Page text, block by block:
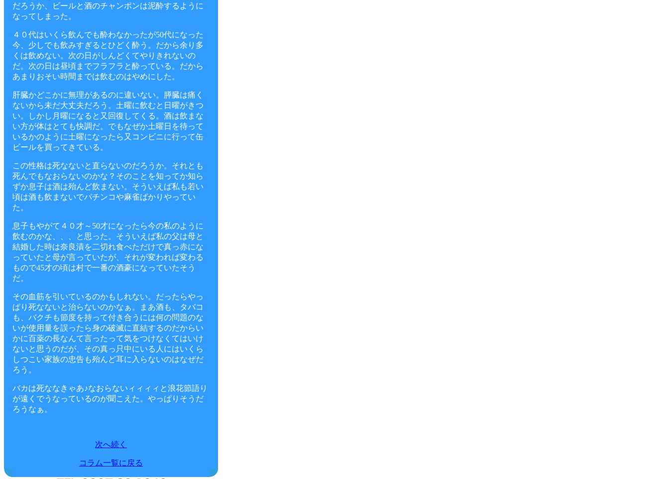
だろうか、ビールと酒のチャンポンは泥酔するように
なってしまった。
４０代はいくら飲んでも酔わなかったが50代になった
今、少しでも飲みすぎるとひどく酔う。だから余り多
くは飲めない。次の日がしんどくてやりきれないの
だ。次の日は昼頃までフラフラと酔っている。だから
あまりおそい時間までは飲むのはやめにした。
肝臓かどこかに無理があるのに違いない。膵臓は痛く
ないから未だ大丈夫だろう。土曜に飲むと日曜がきつ
い。しかし月曜になると又回復してくる。酒は飲まな
い方が体はとても快調だ。でもなぜか土曜日を待って
いるかのように土曜になったら又コンビニに行って缶
ビールを買ってきている。
この性格は死なないと直らないのだろうか。それとも
死んでもなおらないのかな？そのことを知ってか知ら
ずか息子は酒は殆んど飲まない。そういえば私も若い
頃は酒も飲まないでパチンコや麻雀ばかりやってい
た。
息子もやがて４０才～50才になったら今の私のように
飲むのかな、、、と思った。そういえば私の父は母と
結婚した時は奈良漬を二切れ食べただけで真っ赤にな
っていたと母が言っていたが、それが変われば変わる
もので45才の頃は村で一番の酒豪になっていたそう
だ。
その血筋を引いているのかもしれない。だったらやっ
ぱり死なないと治らないのかなぁ。まあ酒も、タバコ
も、バクチも節度を持って付き合うには何の問題のな
いが使用量を誤ったら身の破滅に直結するのだからい
かに百薬の長なんて言ったって気をつけなくてはいけ
ないと思うのだが、その真っ只中にいる人にはいくら
しつこい家族の忠告も殆んど耳に入らないのはなぜだ
ろう。
バカは死ななきゃあ♪なおらないィィィィと浪花節語り
が遠くでうなっているのが聞こえた。やっぱりそうだ
ろうなぁ。
次へ続く
コラム一覧に戻る